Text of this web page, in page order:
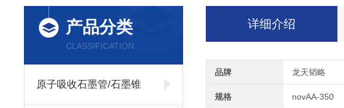
产品分类
CLASSIFICATION
原子吸收石墨管/石墨锥
详细介绍
品牌 龙天韬略
规格 novAA-350